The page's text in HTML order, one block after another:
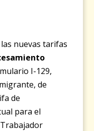
nuevas tarifas
I-129,
de
de
para el